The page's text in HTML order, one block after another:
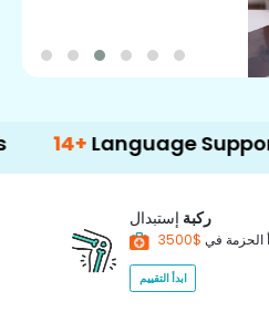
Language Support
ركبة إستبدال
الحزمة في
ابدأ التقييم